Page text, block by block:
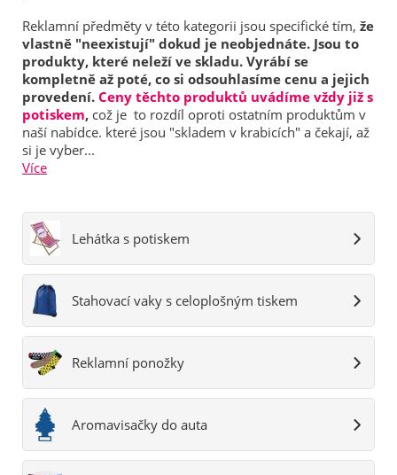
Reklamní předměty v této kategorii jsou specifické tím, že
vlastně "neexistují" dokud je neobjednáte. Jsou to
produkty, které neleží ve skladu. Vyrábí se
kompletně až poté, co si odsouhlasíme cenu a jejich
provedení. Ceny těchto produktů uvádíme vždy již s
potiskem, což je to rozdíl oproti ostatním produktům v
naší nabídce. které jsou "skladem v krabicích" a čekají, až
si je vyber...
Více
Lehátka s potiskem
Stahovací vaky s celoplošným tiskem
Reklamní ponožky
Aromavisačky do auta